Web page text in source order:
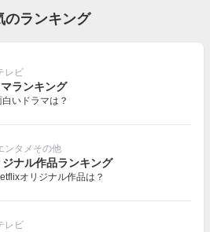
のランキング
レビ
ランキング
いドラマは？
ンタメその他
ナル作品ランキング
オリジナル作品は？
レビ